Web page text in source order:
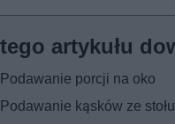
Podawanie porcji na oko
Podawanie kąsków ze stołu